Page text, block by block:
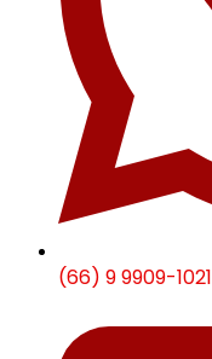
(66) 9 9909-1021